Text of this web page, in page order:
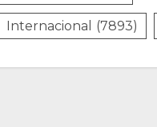
Internacional (7893)